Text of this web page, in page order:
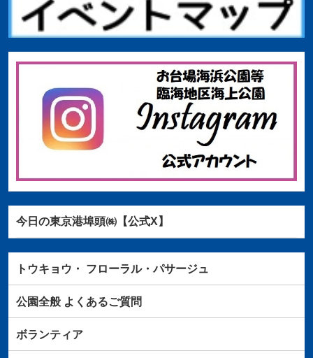
今日の東京港埠頭㈱【公式X】
トウキョウ・ フローラル・パサージュ
公園全般よくあるご質問
ボランティア